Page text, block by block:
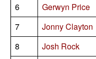
6
Gerwyn Price
7
Jonny Clayton
8
Josh Rock